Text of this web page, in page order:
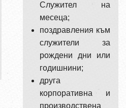
Служител на
месеца;
поздравления към
служители за
рождени дни или
годишнини;
друга
корпоративна и
производствена